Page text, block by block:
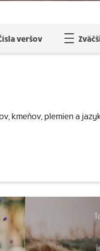
veršov
kmeňov, plemien a